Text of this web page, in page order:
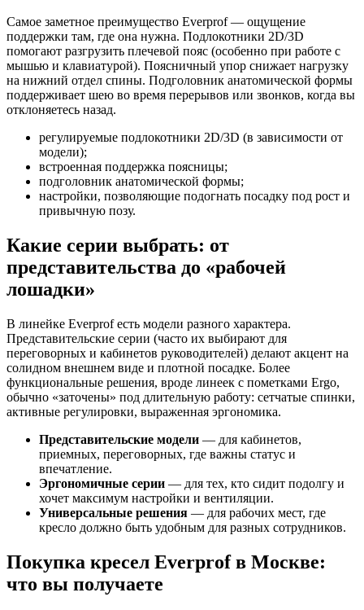
Самое заметное преимущество Everprof — ощущение
поддержки там, где она нужна. Подлокотники 2D/3D
помогают разгрузить плечевой пояс (особенно при работе с
мышью и клавиатурой). Поясничный упор снижает нагрузку
на нижний отдел спины. Подголовник анатомической формы
поддерживает шею во время перерывов или звонков, когда вы
отклоняетесь назад.
регулируемые подлокотники 2D/3D (в зависимости от
модели);
встроенная поддержка поясницы;
подголовник анатомической формы;
настройки, позволяющие подогнать посадку под рост и
привычную позу.
Какие серии выбрать: от
представительства до «рабочей
лошадки»
В линейке Everprof есть модели разного характера.
Представительские серии (часто их выбирают для
переговорных и кабинетов руководителей) делают акцент на
солидном внешнем виде и плотной посадке. Более
функциональные решения, вроде линеек с пометками Ergo,
обычно «заточены» под длительную работу: сетчатые спинки,
активные регулировки, выраженная эргономика.
Представительские модели — для кабинетов,
приемных, переговорных, где важны статус и
впечатление.
Эргономичные серии — для тех, кто сидит подолгу и
хочет максимум настройки и вентиляции.
Универсальные решения — для рабочих мест, где
кресло должно быть удобным для разных сотрудников.
Покупка кресел Everprof в Москве:
что вы получаете